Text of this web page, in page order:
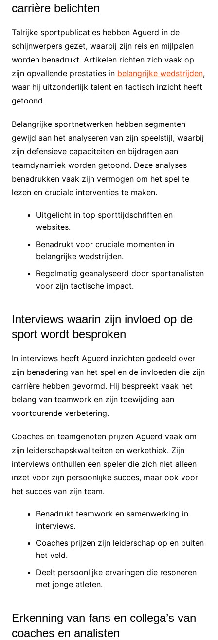
carrière belichten
Talrijke sportpublicaties hebben Aguerd in de
schijnwerpers gezet, waarbij zijn reis en mijlpalen
worden benadrukt. Artikelen richten zich vaak op
zijn opvallende prestaties in belangrijke wedstrijden,
waar hij uitzonderlijk talent en tactisch inzicht heeft
getoond.
Belangrijke sportnetwerken hebben segmenten
gewijd aan het analyseren van zijn speelstijl, waarbij
zijn defensieve capaciteiten en bijdragen aan
teamdynamiek worden getoond. Deze analyses
benadrukken vaak zijn vermogen om het spel te
lezen en cruciale interventies te maken.
Uitgelicht in top sporttijdschriften en
websites.
Benadrukt voor cruciale momenten in
belangrijke wedstrijden.
Regelmatig geanalyseerd door sportanalisten
voor zijn tactische impact.
Interviews waarin zijn invloed op de
sport wordt besproken
In interviews heeft Aguerd inzichten gedeeld over
zijn benadering van het spel en de invloeden die zijn
carrière hebben gevormd. Hij bespreekt vaak het
belang van teamwork en zijn toewijding aan
voortdurende verbetering.
Coaches en teamgenoten prijzen Aguerd vaak om
zijn leiderschapskwaliteiten en werkethiek. Zijn
interviews onthullen een speler die zich niet alleen
inzet voor zijn persoonlijke succes, maar ook voor
het succes van zijn team.
Benadrukt teamwork en samenwerking in
interviews.
Coaches prijzen zijn leiderschap op en buiten
het veld.
Deelt persoonlijke ervaringen die resoneren
met jonge atleten.
Erkenning van fans en collega’s van
coaches en analisten